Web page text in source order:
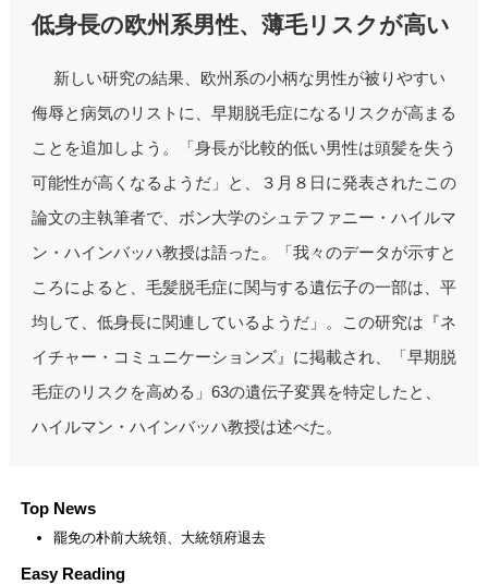
低身長の欧州系男性、薄毛リスクが高い
新しい研究の結果、欧州系の小柄な男性が被りやすい
侮辱と病気のリストに、早期脱毛症になるリスクが高まる
ことを追加しよう。「身長が比較的低い男性は頭髪を失う
可能性が高くなるようだ」と、３月８日に発表されたこの
論文の主執筆者で、ボン大学のシュテファニー・ハイルマ
ン・ハインバッハ教授は語った。「我々のデータが示すと
ころによると、毛髪脱毛症に関与する遺伝子の一部は、平
均して、低身長に関連しているようだ」。この研究は『ネ
イチャー・コミュニケーションズ』に掲載され、「早期脱
毛症のリスクを高める」63の遺伝子変異を特定したと、
ハイルマン・ハインバッハ教授は述べた。
Top News
罷免の朴前大統領、大統領府退去
Easy Reading